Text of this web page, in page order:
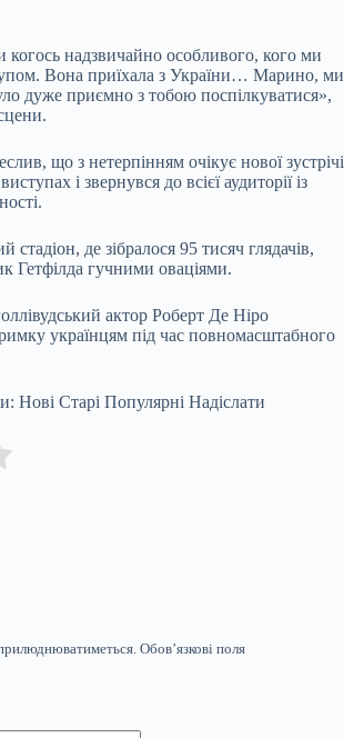
когось надзвичайно особливого, кого ми
Вона приїхала з України… Марино, ми
дуже приємно з тобою поспілкуватися»,
що з нетерпінням очікує нової зустрічі
і звернувся до всієї аудиторії із
де зібралося 95 тисяч глядачів,
Гетфілда гучними оваціями.
актор Роберт Де Ніро
українцям під час повномасштабного
Нові Старі Популярні Надіслати
Обов’язкові поля